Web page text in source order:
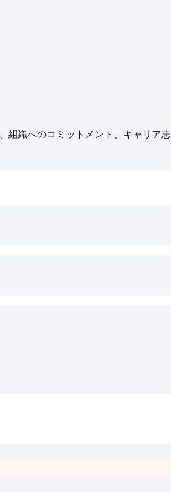
織へのコミットメント、キャリア